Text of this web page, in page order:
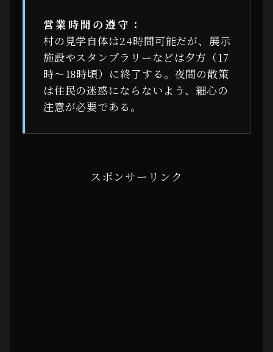
営業時間の遵守：
村の見学自体は24時間可能だが、展示
施設やスタンプラリーなどは夕方（17
時〜18時頃）に終了する。夜間の散策
は住民の迷惑にならないよう、細心の
注意が必要である。
スポンサーリンク